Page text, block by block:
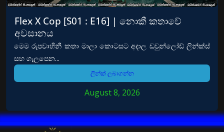
Flex X Cop [S01 : E16] | නොකී කතාවේ
අවසානය
මෙම රුපවාහිනී කතා මාලා කොටසට අදාල ඩවුන්ලෝඩ් ලින්ක්ස්
සහ ගැලපෙන...
ලින්ක් ලබාගන්න
August 8, 2026